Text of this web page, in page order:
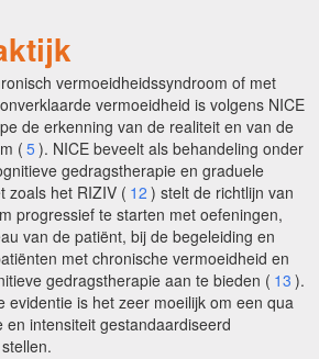
vermoeidheidssyndroom of met
vermoeidheid is volgens NICE
de erkenning van de realiteit en van de
( 5). NICE beveelt als behandeling onder
gedragstherapie en graduele
zoals het RIZIV ( 12 ) stelt de richtlijn van
progressief te starten met oefeningen,
van de patiënt, bij de begeleiding en
met chronische vermoeidheid en
gedragstherapie aan te bieden ( 13 ).
evidentie is het zeer moeilijk om een qua
intensiteit gestandaardiseerd